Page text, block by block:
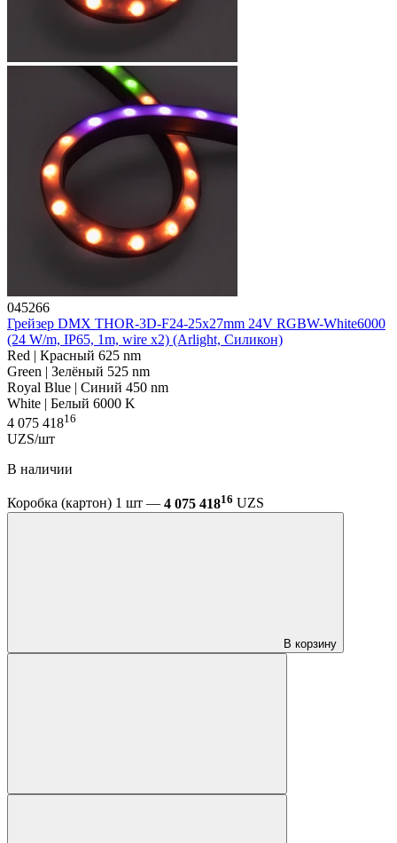
045266
Грейзер DMX THOR-3D-F24-25x27mm 24V RGBW-White6000
(24 W/m, IP65, 1m, wire x2) (Arlight, Силикон)
Red | Красный 625 nm
Green | Зелёный 525 nm
Royal Blue | Синий 450 nm
White | Белый 6000 K
4 075 41816
UZS/шт
В наличии
Коробка (картон) 1 шт — 4 075 41816 UZS
В корзину